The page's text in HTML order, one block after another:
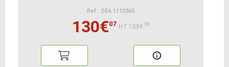
Ref : SEA 1110365
130€07 HT:108€39